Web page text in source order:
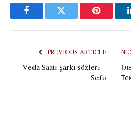
FacebookTwitter Pinterest
PREVIOUS ARTICLE
Veda Saati şarkı sözleri –
Sefo